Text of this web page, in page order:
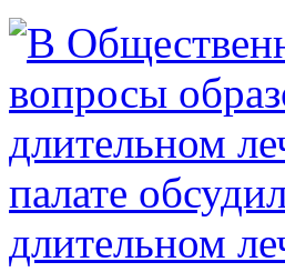
палате
длительном